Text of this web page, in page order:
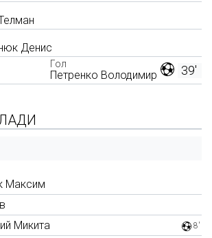
Денис
39'
Гол
Петренко Володимир
Максим
Микита 8'